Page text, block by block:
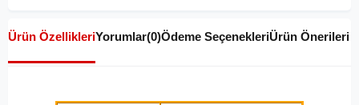
Ürün ÖzellikleriYorumlar(0)Ödeme SeçenekleriÜrün Önerileri